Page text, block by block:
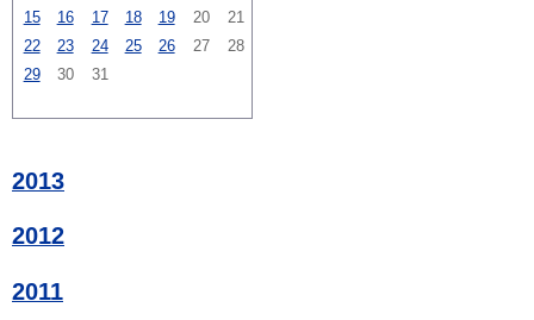
15
16 17 18 19 20
21
22
23 24 25 26 27
28
29
30 31
2013
2012
2011